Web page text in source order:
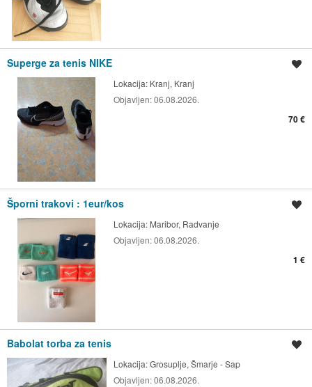
Superge za tenis NIKE
Lokacija: Kranj, Kranj
Objavljen:06.08.2026.
70 €
Šporni trakovi : 1eur/kos
Lokacija: Maribor, Radvanje
Objavljen:06.08.2026.
1 €
Babolat torba za tenis
Lokacija:Grosuplje, Šmarje - Sap
Objavljen:06.08.2026.